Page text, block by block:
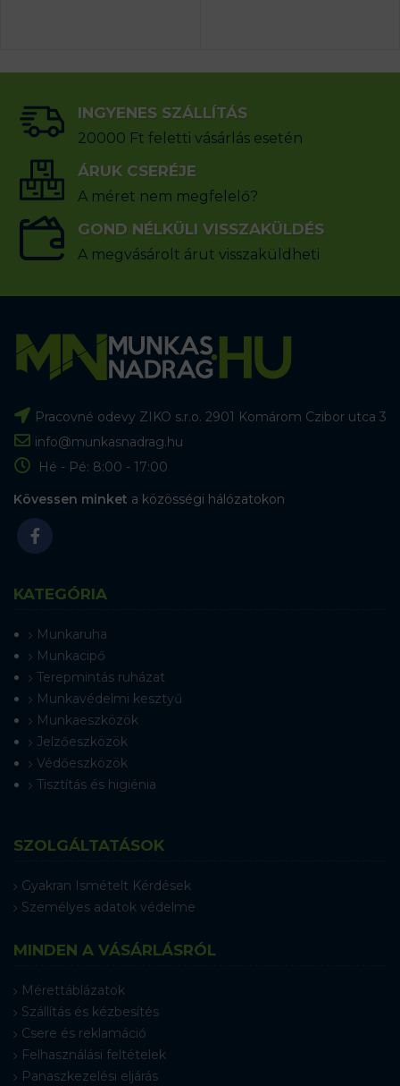
INGYENES SZÁLLÍTÁS
20000 Ft feletti vásárlás esetén
ÁRUK CSERÉJE
A méret nem megfelelő?
GOND NÉLKÜLI VISSZAKÜLDÉS
A megvásárolt árut visszaküldheti
Pracovné odevy ZIKO s.r.o. 2901 Komárom Czibor utca 3
info@munkasnadrag.hu
Hé - Pé: 8:00 - 17:00
Kövessen minket a közösségi hálózatokon
KATEGÓRIA
Munkaruha
Munkacipő
Terepmintás ruházat
Munkavédelmi kesztyű
Munkaeszközök
Jelzőeszközök
Védőeszközök
Tisztítás és higiénia
SZOLGÁLTATÁSOK
Gyakran Ismételt Kérdések
Személyes adatok védelme
MINDEN A VÁSÁRLÁSRÓL
Mérettáblázatok
Szállítás és kézbesítés
Csere és reklamáció
Felhasználási feltételek
Panaszkezelési eljárás